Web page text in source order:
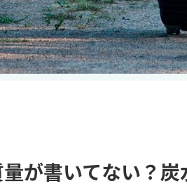
が書いてない？炭